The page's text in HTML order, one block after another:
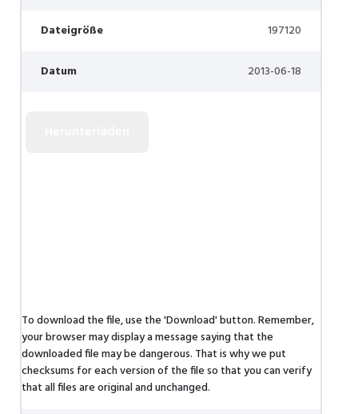
Dateigröße 197120
Datum 2013-06-18
To download the file, use the 'Download' button. Remember,
your browser may display a message saying that the
downloaded file may be dangerous. That is why we put
checksums for each version of the file so that you can verify
that all files are original and unchanged.